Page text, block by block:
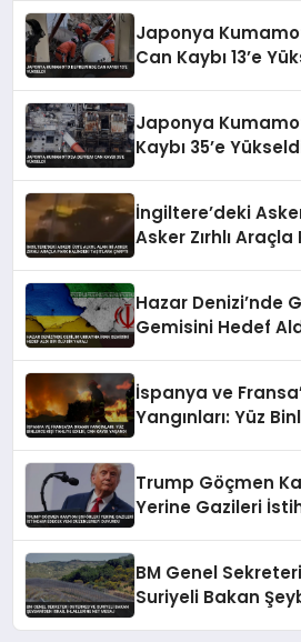
Japonya
Can Kaybı 13’e
Japonya
Kaybı 35’e
İngiltere’deki
Asker Zırhlı
Hazar Denizi’nde
Gemisini Hedef
İspanya ve
Yangınları: Yüz
Trump Göçmen
Yerine Gazileri
BM Genel
Suriyeli Bakan